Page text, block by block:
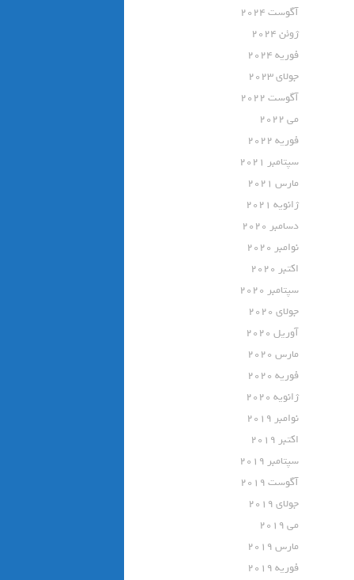
آگوست 2024
ژوئن 2024
فوریه 2024
جولای 2023
آگوست 2022
می 2022
فوریه 2022
سپتامبر 2021
مارس 2021
ژانویه 2021
دسامبر 2020
نوامبر 2020
اکتبر 2020
سپتامبر 2020
جولای 2020
آوریل 2020
مارس 2020
فوریه 2020
ژانویه 2020
نوامبر 2019
اکتبر 2019
سپتامبر 2019
آگوست 2019
جولای 2019
می 2019
مارس 2019
فوریه 2019